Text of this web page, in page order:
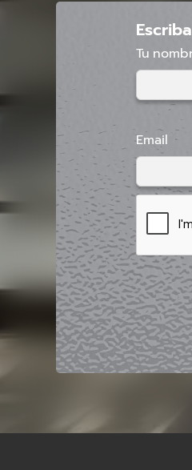
Tu
Email